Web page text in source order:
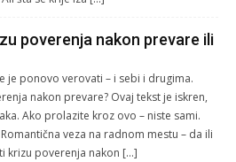
poverenja nakon prevare ili
je ponovo verovati – i sebi i drugima.
nakon prevare? Ovaj tekst je iskren,
Ako prolazite kroz ovo – niste sami.
veza na radnom mestu – da ili
krizu poverenja nakon […]